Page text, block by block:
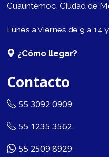
Cuauhtémoc, Ciudad de
Lunes a Viernes de 9 a 14
¿Cómo llegar?
Contacto
55 3092 0909
55 1235 3562
55 2509 8929